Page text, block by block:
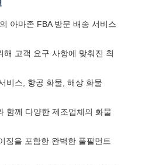
아마존 FBA 방문 배송 서비스
해 고객 요구 사항에 맞춰진 최
비스, 항공 화물, 해상 화물
함께 다양한 제조업체의 화물
징을 포함한 완벽한 풀필먼트